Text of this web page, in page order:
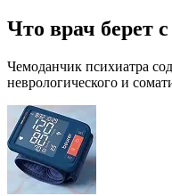
Что врач берет
Чемоданчик психиатра
неврологического и